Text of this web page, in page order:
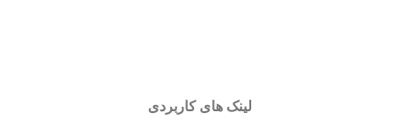
لینک های کاربردی